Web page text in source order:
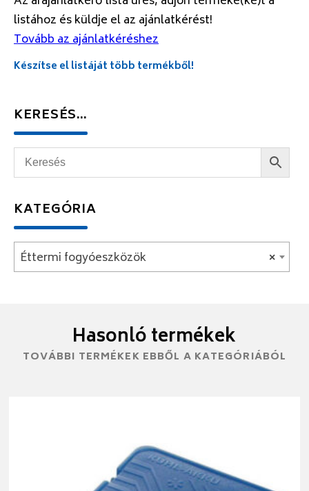
listához és küldje el az ajánlatkérést!
Tovább az ajánlatkéréshez
Készítse el listáját több termékből!
KERESÉS…
KATEGÓRIA
×
Éttermi fogyóeszközök
Hasonló termékek
TOVÁBBI TERMÉKEK EBBŐL A KATEGÓRIÁBÓL